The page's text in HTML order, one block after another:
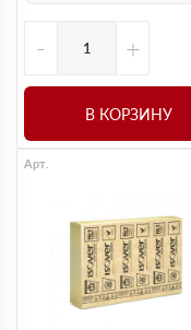
- +
В КОРЗИНУ
Арт.